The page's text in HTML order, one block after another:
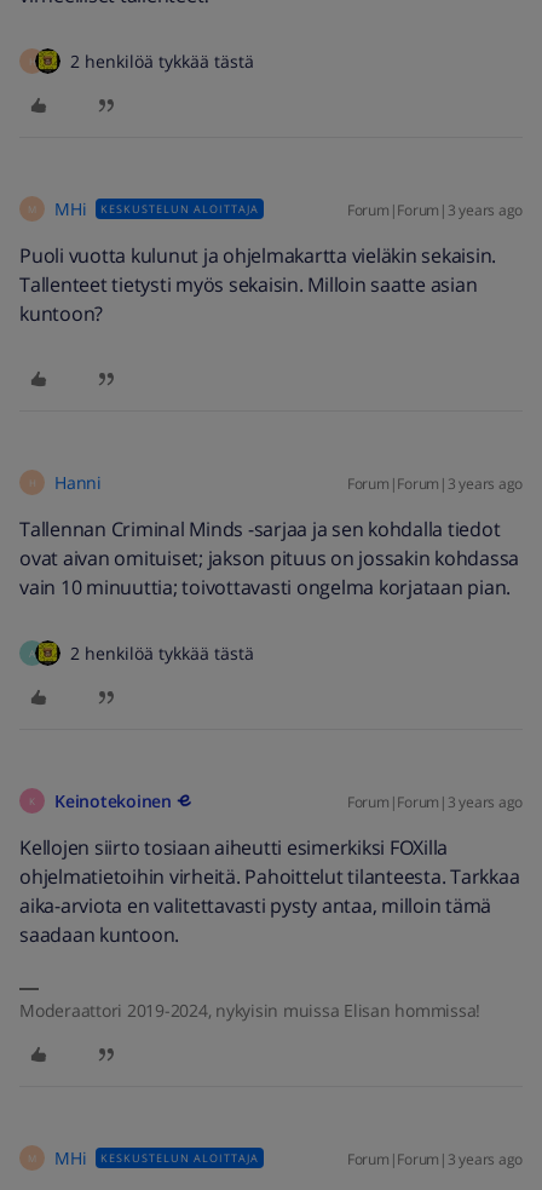
H 2 henkilöä tykkää tästä
M MHi KESKUSTELUN ALOITTAJA Forum|Forum|3 years ago
Puoli vuotta kulunut ja ohjelmakartta vieläkin sekaisin.
Tallenteet tietysti myös sekaisin. Milloin saatte asian
kuntoon?
H Hanni Forum|Forum|3 years ago
Tallennan Criminal Minds -sarjaa ja sen kohdalla tiedot
ovat aivan omituiset; jakson pituus on jossakin kohdassa
vain 10 minuuttia; toivottavasti ongelma korjataan pian.
A 2 henkilöä tykkää tästä
K Keinotekoinen Forum|Forum|3 years ago
Kellojen siirto tosiaan aiheutti esimerkiksi FOXilla
ohjelmatietoihin virheitä. Pahoittelut tilanteesta. Tarkkaa
aika-arviota en valitettavasti pysty antaa, milloin tämä
saadaan kuntoon.
Moderaattori 2019-2024, nykyisin muissa Elisan hommissa!
M MHi KESKUSTELUN ALOITTAJA Forum|Forum|3 years ago